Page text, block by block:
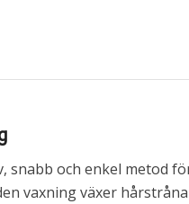
snabb och enkel metod
vaxning växer